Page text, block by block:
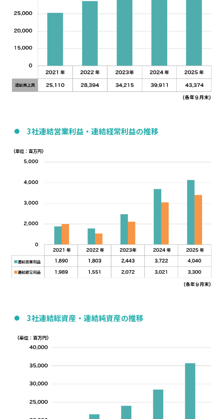
3社連結営業利益・連結経常利益の推移
3社連結総資産・連結純資産の推移